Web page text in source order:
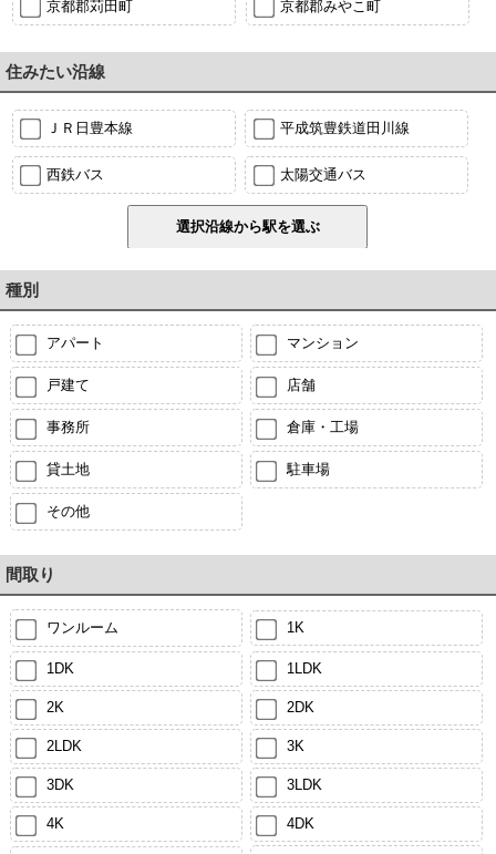
京都郡苅田町 京都郡みやこ町
住みたい沿線
ＪＲ日豊本線 平成筑豊鉄道田川線
西鉄バス 太陽交通バス
種別
アパート マンション
戸建て 店舗
事務所 倉庫・工場
貸土地 駐車場
その他
間取り
ワンルーム 1K
1DK 1LDK
2K 2DK
2LDK 3K
3DK 3LDK
4K 4DK